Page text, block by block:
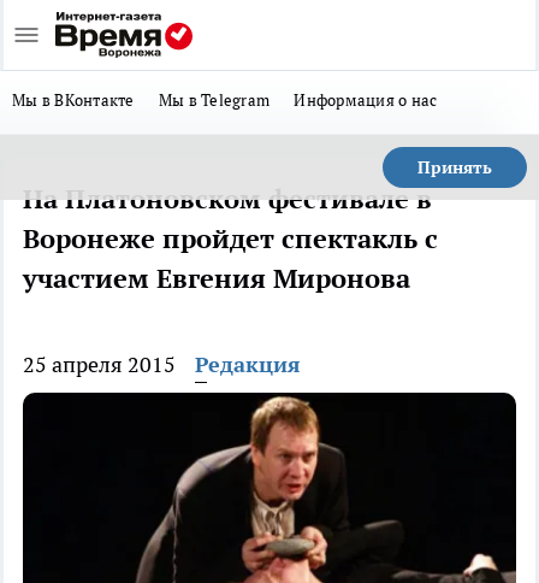
Мы в ВКонтакте Мы в Telegram Информация о нас
Принять
На Платоновском фестивале в
Воронеже пройдет спектакль с
участием Евгения Миронова
25 апреля 2015 Редакция